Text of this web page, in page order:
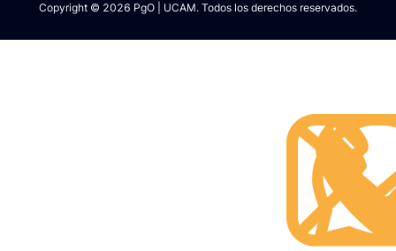
Copyright © 2026 PgO | UCAM. Todos los derechos reservados.